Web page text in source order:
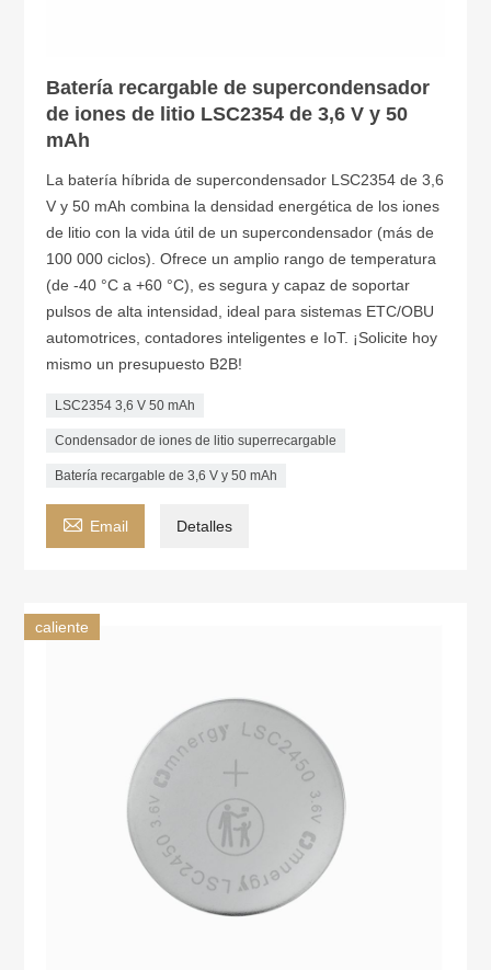
Batería recargable de supercondensador
de iones de litio LSC2354 de 3,6 V y 50
mAh
La batería híbrida de supercondensador LSC2354 de 3,6
V y 50 mAh combina la densidad energética de los iones
de litio con la vida útil de un supercondensador (más de
100 000 ciclos). Ofrece un amplio rango de temperatura
(de -40 °C a +60 °C), es segura y capaz de soportar
pulsos de alta intensidad, ideal para sistemas ETC/OBU
automotrices, contadores inteligentes e IoT. ¡Solicite hoy
mismo un presupuesto B2B!
LSC2354 3,6 V 50 mAh
Condensador de iones de litio superrecargable
Batería recargable de 3,6 V y 50 mAh
 Email Detalles
caliente